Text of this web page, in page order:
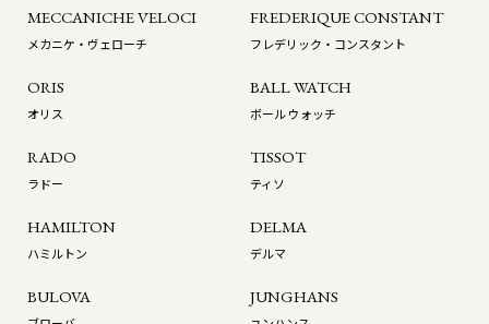
MECCANICHE VELOCI
メカニケ・ヴェローチ
FREDERIQUE CONSTANT
フレデリック・コンスタント
ORIS
オリス
BALL WATCH
ボール ウォッチ
RADO
ラドー
TISSOT
ティソ
HAMILTON
ハミルトン
DELMA
デルマ
BULOVA JUNGHANS